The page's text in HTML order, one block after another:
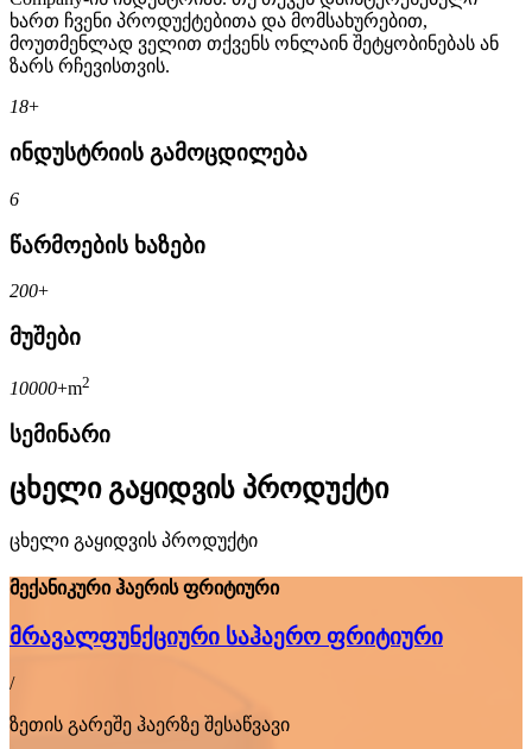
ხართ ჩვენი პროდუქტებითა და მომსახურებით,
მოუთმენლად ველით თქვენს ონლაინ შეტყობინებას ან
ზარს რჩევისთვის.
18+
ინდუსტრიის გამოცდილება
6
წარმოების ხაზები
200+
მუშები
10000+m2
სემინარი
ცხელი გაყიდვის პროდუქტი
ცხელი გაყიდვის პროდუქტი
მექანიკური ჰაერის ფრიტიური
მრავალფუნქციური საჰაერო ფრიტიური
/
ზეთის გარეშე ჰაერზე შესაწვავი